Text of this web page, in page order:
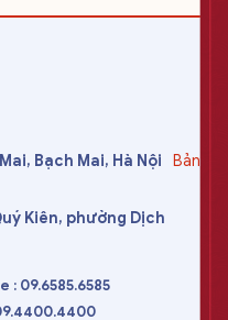
Bạch Mai, Hà Nội
Bản
Kiên, phường Dịch
: 09.6585.6585